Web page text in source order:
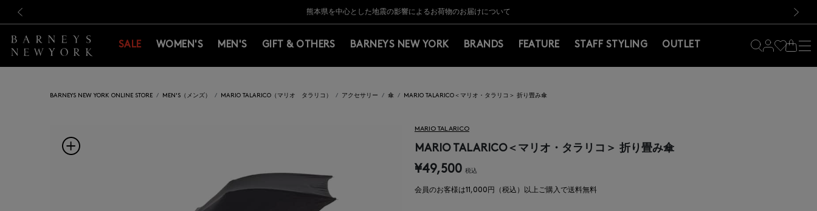
新規登録のお客様も対象！＜MY BARNEYS＞会員のお客様は11,000円（税込）以上のお買上げで常時送料無料！お買い物の際は会員登録を！
【夏季休業に伴う返品・交換承り一時停止のお知らせ】（2026.8.5）
熊本県を中心とした地震の影響によるお荷物のお届けについて
【開催中】SUMMER SALEのご案内・ご注意事項
新規登録のお客様も対象！＜MY BARNEYS＞会員のお客様は11,000円（税込）以上のお買上げで常時送料無料！お買い物の際は会員登録を！
【夏季休業に伴う返品・交換承り一時停止のお知らせ】（2026.8.5）
SALE WOMEN'S MEN'S GIFT & OTHERS BARNEYS NEW YORK BRANDS FEATURE STAFF STYLING OUTLET
BARNEYS NEW YORK ONLINE STORE MEN'S（メンズ） MARIO TALARICO（マリオ タラリコ） アクセサリー 傘 MARIO TALARICO＜マリオ・タラリコ＞ 折り畳み傘
MARIO TALARICO
MARIO TALARICO＜マリオ・タラリコ＞ 折り畳み傘
¥49,500 税込
会員のお客様は11,000円（税込）以上ご購入で送料無料